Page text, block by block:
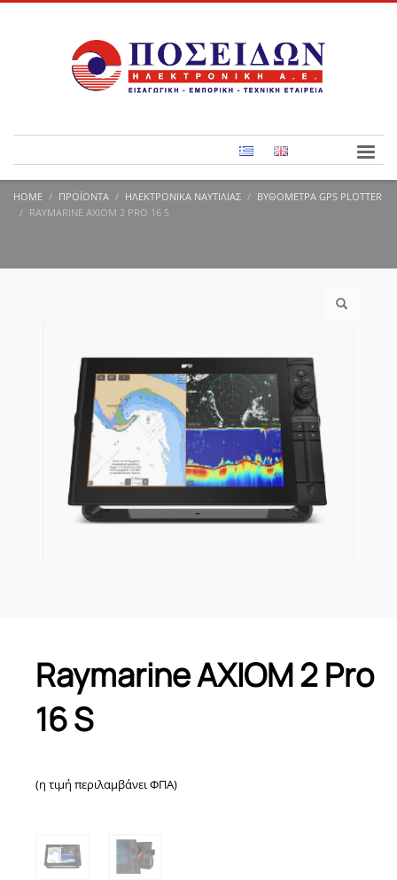
HOME ΠΡΟΪΌΝΤΑ ΗΛΕΚΤΡΟΝΙΚΆ ΝΑΥΤΙΛΊΑΣ
ΒΥΘΌΜΕΤΡΑ GPS PLOTTER
RAYMARINE AXIOM 2 PRO 16 S
Raymarine AXIOM 2 Pro
16 S
(η τιμή περιλαμβάνει ΦΠΑ)